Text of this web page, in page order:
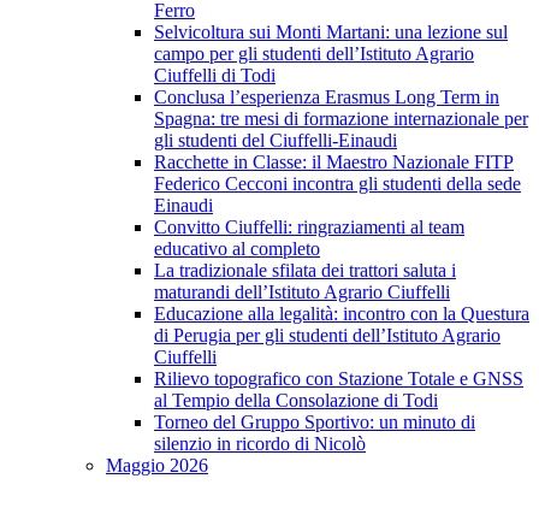
Ferro
Selvicoltura sui Monti Martani: una lezione sul
campo per gli studenti dell’Istituto Agrario
Ciuffelli di Todi
Conclusa l’esperienza Erasmus Long Term in
Spagna: tre mesi di formazione internazionale per
gli studenti del Ciuffelli-Einaudi
Racchette in Classe: il Maestro Nazionale FITP
Federico Cecconi incontra gli studenti della sede
Einaudi
Convitto Ciuffelli: ringraziamenti al team
educativo al completo
La tradizionale sfilata dei trattori saluta i
maturandi dell’Istituto Agrario Ciuffelli
Educazione alla legalità: incontro con la Questura
di Perugia per gli studenti dell’Istituto Agrario
Ciuffelli
Rilievo topografico con Stazione Totale e GNSS
al Tempio della Consolazione di Todi
Torneo del Gruppo Sportivo: un minuto di
silenzio in ricordo di Nicolò
Maggio 2026